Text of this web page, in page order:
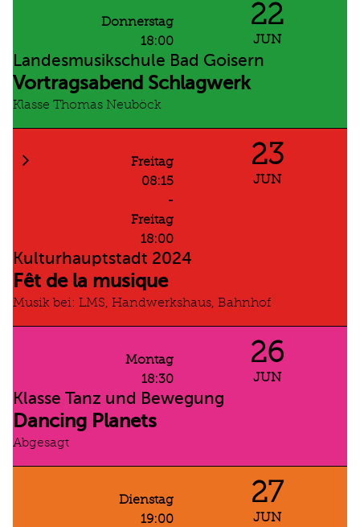
Donnerstag
18:00
22
JUN
Landesmusikschule Bad Goisern
Vortragsabend Schlagwerk
Klasse Thomas Neuböck
Freitag
08:15
-
Freitag
18:00
23
JUN
Kulturhauptstadt 2024
Fêt de la musique
Musik bei: LMS, Handwerkshaus, Bahnhof
Montag
18:30
26
JUN
Klasse Tanz und Bewegung
Dancing Planets
Abgesagt
Dienstag
19:00
27
JUN